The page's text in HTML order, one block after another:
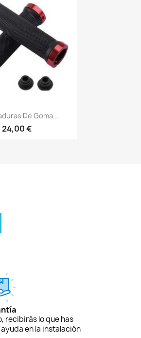
Vista rápida
De Goma...
24,00 €
recibirás lo que has
en la instalación